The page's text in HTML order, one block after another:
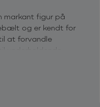
markant figur på
og er kendt for
at forvandle
underholdende
i 2018, og